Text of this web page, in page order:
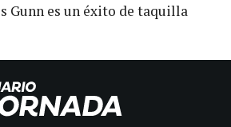
Gunn es un éxito de taquilla